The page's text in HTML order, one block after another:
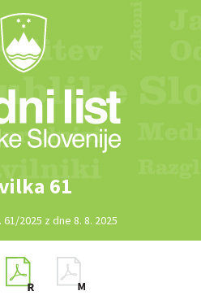
61
2025 z dne 8. 8. 2025